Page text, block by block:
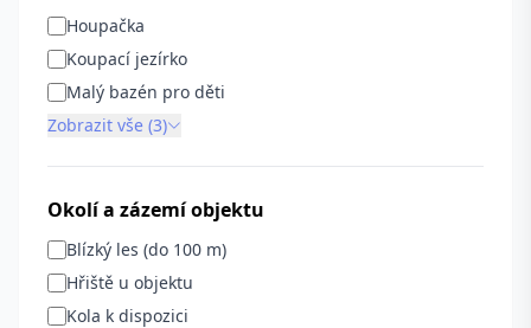
Houpačka
Koupací jezírko
Malý bazén pro děti
Zobrazit vše (3)
Okolí a zázemí objektu
Blízký les (do 100 m)
Hřiště u objektu
Kola k dispozici